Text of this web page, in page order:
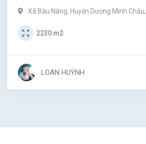
Xã Bàu Năng, Huyện Dương Minh Châu,
2230 m2
LOAN HUỲNH